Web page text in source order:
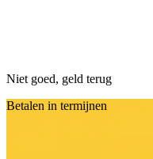
Niet goed, geld terug
Betalen in termijnen